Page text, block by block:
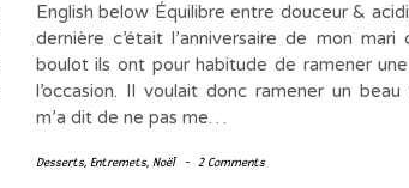
English below Équilibre entre douceur &
dernière c’était l’anniversaire de mon
boulot ils ont pour habitude de ramener
l’occasion. Il voulait donc ramener un
m’a dit de ne pas me…
Desserts, Entremets, Noël - 2 Comments